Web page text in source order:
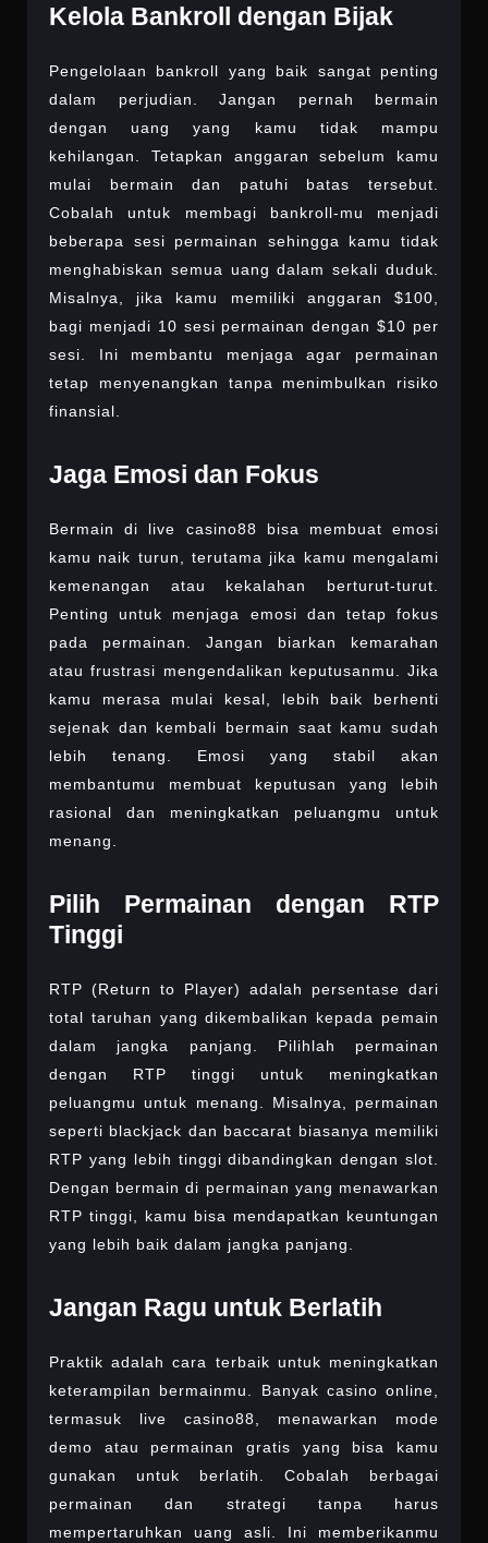
Kelola Bankroll dengan Bijak
Pengelolaan bankroll yang baik sangat penting
dalam perjudian. Jangan pernah bermain
dengan uang yang kamu tidak mampu
kehilangan. Tetapkan anggaran sebelum kamu
mulai bermain dan patuhi batas tersebut.
Cobalah untuk membagi bankroll-mu menjadi
beberapa sesi permainan sehingga kamu tidak
menghabiskan semua uang dalam sekali duduk.
Misalnya, jika kamu memiliki anggaran $100,
bagi menjadi 10 sesi permainan dengan $10 per
sesi. Ini membantu menjaga agar permainan
tetap menyenangkan tanpa menimbulkan risiko
finansial.
Jaga Emosi dan Fokus
Bermain di live casino88 bisa membuat emosi
kamu naik turun, terutama jika kamu mengalami
kemenangan atau kekalahan berturut-turut.
Penting untuk menjaga emosi dan tetap fokus
pada permainan. Jangan biarkan kemarahan
atau frustrasi mengendalikan keputusanmu. Jika
kamu merasa mulai kesal, lebih baik berhenti
sejenak dan kembali bermain saat kamu sudah
lebih tenang. Emosi yang stabil akan
membantumu membuat keputusan yang lebih
rasional dan meningkatkan peluangmu untuk
menang.
Pilih Permainan dengan RTP
Tinggi
RTP (Return to Player) adalah persentase dari
total taruhan yang dikembalikan kepada pemain
dalam jangka panjang. Pilihlah permainan
dengan RTP tinggi untuk meningkatkan
peluangmu untuk menang. Misalnya, permainan
seperti blackjack dan baccarat biasanya memiliki
RTP yang lebih tinggi dibandingkan dengan slot.
Dengan bermain di permainan yang menawarkan
RTP tinggi, kamu bisa mendapatkan keuntungan
yang lebih baik dalam jangka panjang.
Jangan Ragu untuk Berlatih
Praktik adalah cara terbaik untuk meningkatkan
keterampilan bermainmu. Banyak casino online,
termasuk live casino88, menawarkan mode
demo atau permainan gratis yang bisa kamu
gunakan untuk berlatih. Cobalah berbagai
permainan dan strategi tanpa harus
mempertaruhkan uang asli. Ini memberikanmu